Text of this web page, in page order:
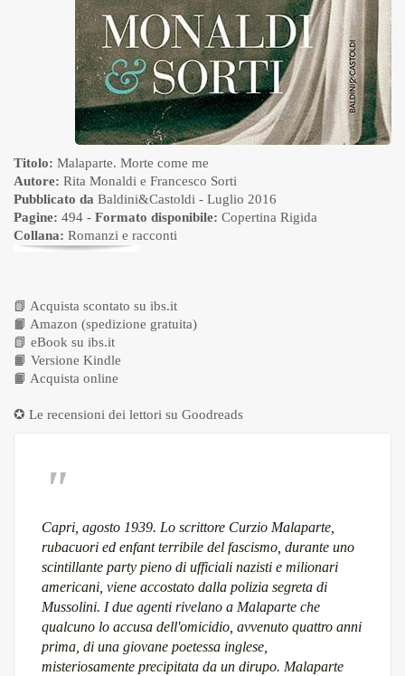
Titolo: Malaparte. Morte come me
Autore: Rita Monaldi e Francesco Sorti
Pubblicato da Baldini&Castoldi - Luglio 2016
Pagine: 494 - Formato disponibile: Copertina Rigida
Collana: Romanzi e racconti
📗 Acquista scontato su ibs.it
📙 Amazon (spedizione gratuita)
📗 eBook su ibs.it
📙 Versione Kindle
📙 Acquista online
✪ Le recensioni dei lettori su Goodreads
Capri, agosto 1939. Lo scrittore Curzio Malaparte,
rubacuori ed enfant terribile del fascismo, durante uno
scintillante party pieno di ufficiali nazisti e milionari
americani, viene accostato dalla polizia segreta di
Mussolini. I due agenti rivelano a Malaparte che
qualcuno lo accusa dell'omicidio, avvenuto quattro anni
prima, di una giovane poetessa inglese,
misteriosamente precipitata da un dirupo. Malaparte